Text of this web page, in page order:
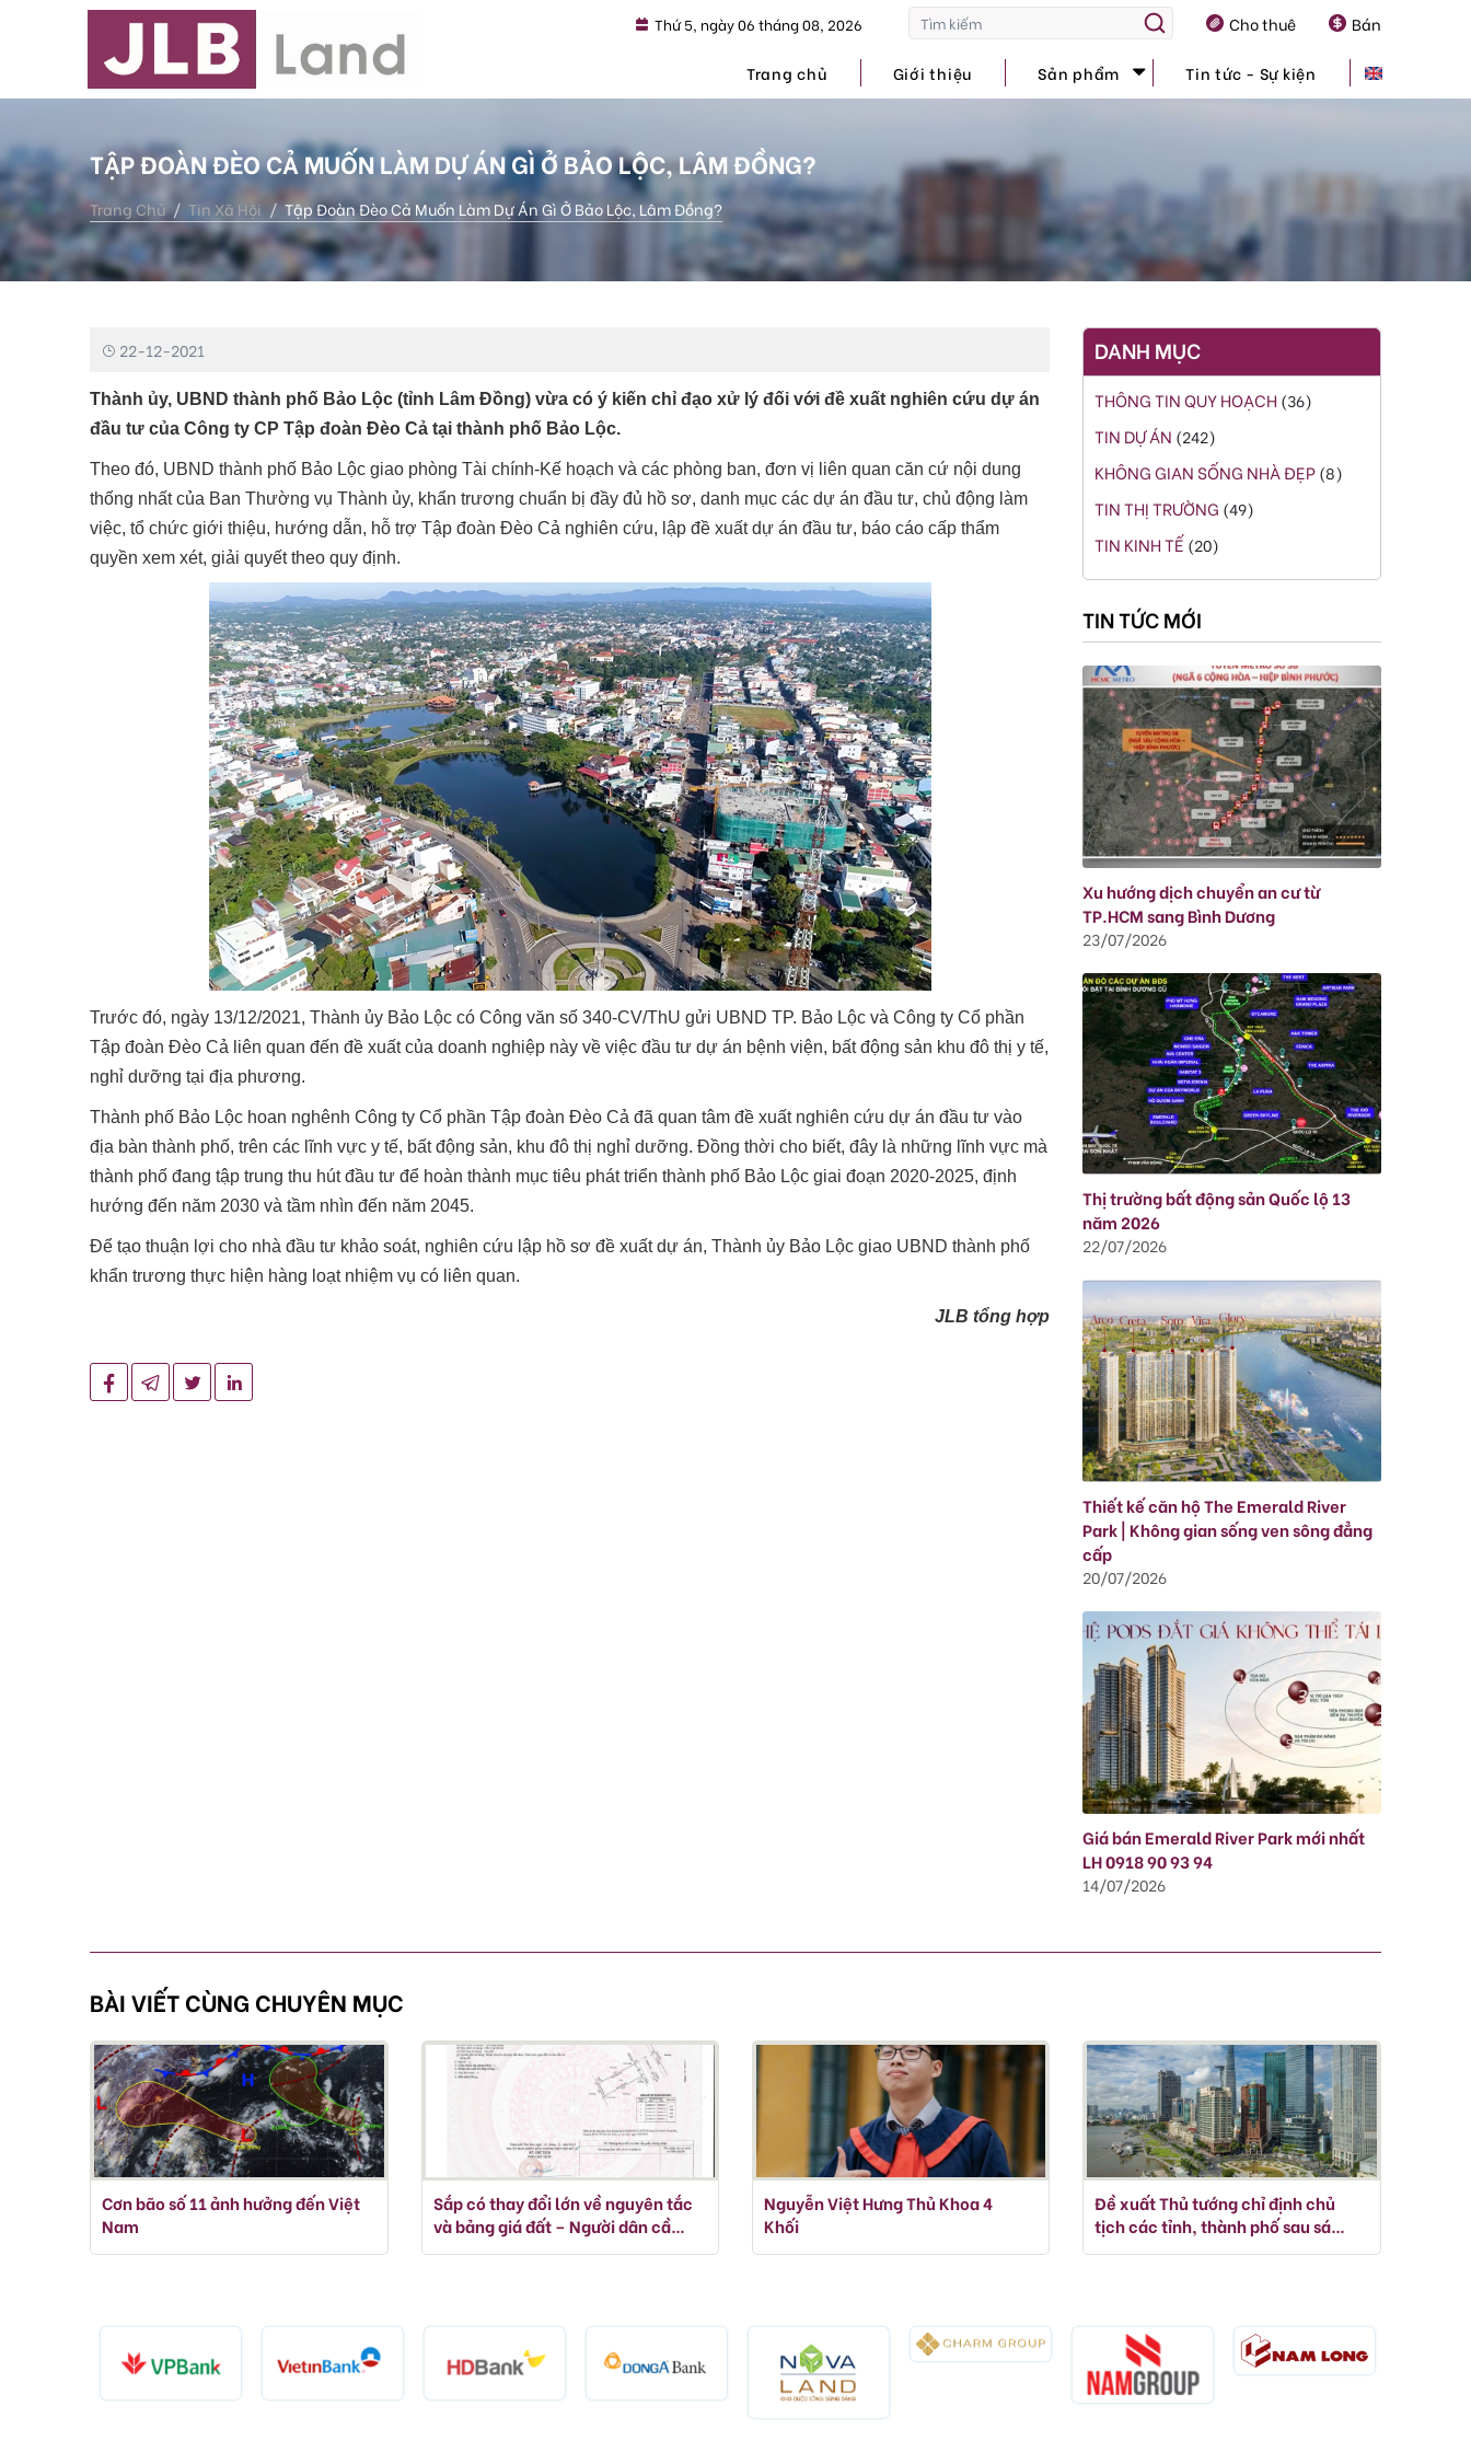
Thứ 5, ngày 06 tháng 08, 2026 Cho thuê Bán
Trang chủ Giới thiệu Sản phẩm Tin tức - Sự kiện
TẬP ĐOÀN ĐÈO CẢ MUỐN LÀM DỰ ÁN GÌ Ở BẢO LỘC, LÂM ĐỒNG?
Trang Chủ Tin Xã Hội Tập Đoàn Đèo Cả Muốn Làm Dự Án Gì Ở Bảo Lộc, Lâm Đồng?
22-12-2021
Thành ủy, UBND thành phố Bảo Lộc (tỉnh Lâm Đồng) vừa có ý kiến chỉ đạo xử lý đối với đề xuất nghiên cứu dự án
đầu tư của Công ty CP Tập đoàn Đèo Cả tại thành phố Bảo Lộc.
Theo đó, UBND thành phố Bảo Lộc giao phòng Tài chính-Kế hoạch và các phòng ban, đơn vị liên quan căn cứ nội dung
thống nhất của Ban Thường vụ Thành ủy, khẩn trương chuẩn bị đầy đủ hồ sơ, danh mục các dự án đầu tư, chủ động làm
việc, tổ chức giới thiệu, hướng dẫn, hỗ trợ Tập đoàn Đèo Cả nghiên cứu, lập đề xuất dự án đầu tư, báo cáo cấp thẩm
quyền xem xét, giải quyết theo quy định.
Trước đó, ngày 13/12/2021, Thành ủy Bảo Lộc có Công văn số 340-CV/ThU gửi UBND TP. Bảo Lộc và Công ty Cổ phần
Tập đoàn Đèo Cả liên quan đến đề xuất của doanh nghiệp này về việc đầu tư dự án bệnh viện, bất động sản khu đô thị y tế,
nghỉ dưỡng tại địa phương.
Thành phố Bảo Lộc hoan nghênh Công ty Cổ phần Tập đoàn Đèo Cả đã quan tâm đề xuất nghiên cứu dự án đầu tư vào
địa bàn thành phố, trên các lĩnh vực y tế, bất động sản, khu đô thị nghỉ dưỡng. Đồng thời cho biết, đây là những lĩnh vực mà
thành phố đang tập trung thu hút đầu tư để hoàn thành mục tiêu phát triển thành phố Bảo Lộc giai đoạn 2020-2025, định
hướng đến năm 2030 và tầm nhìn đến năm 2045.
Để tạo thuận lợi cho nhà đầu tư khảo soát, nghiên cứu lập hồ sơ đề xuất dự án, Thành ủy Bảo Lộc giao UBND thành phố
khẩn trương thực hiện hàng loạt nhiệm vụ có liên quan.
JLB tổng hợp
DANH MỤC
THÔNG TIN QUY HOẠCH (36)
TIN DỰ ÁN (242)
KHÔNG GIAN SỐNG NHÀ ĐẸP(8)
TIN THỊ TRƯỜNG (49)
TIN KINH TẾ (20)
TIN TỨC MỚI
Xu hướng dịch chuyển an cư từ
TP.HCM sang Bình Dương
23/07/2026
Thị trường bất động sản Quốc lộ 13
năm 2026
22/07/2026
Thiết kế căn hộ The Emerald River
Park | Không gian sống ven sông đẳng
cấp
20/07/2026
Giá bán Emerald River Park mới nhất
LH 0918 90 93 94
14/07/2026
BÀI VIẾT CÙNG CHUYÊN MỤC
Cơn bão số 11 ảnh hưởng đến Việt
Nam
Sắp có thay đổi lớn về nguyên tắc
và bảng giá đất – Người dân cần
lưu ý
Nguyễn Việt Hưng Thủ Khoa 4
Khối
Đề xuất Thủ tướng chỉ định chủ
tịch các tỉnh, thành phố sau sáp
nhập